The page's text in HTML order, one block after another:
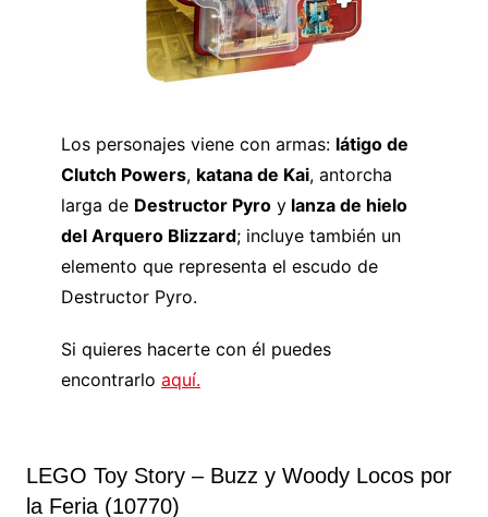
Los personajes viene con armas: látigo de
Clutch Powers, katana de Kai, antorcha
larga de Destructor Pyroylanza de hielo
del Arquero Blizzard; incluye también un
elemento que representa el escudo de
Destructor Pyro.
Si quieres hacerte con él puedes
encontrarlo aquí.
LEGO Toy Story – Buzz y Woody Locos por
la Feria (10770)